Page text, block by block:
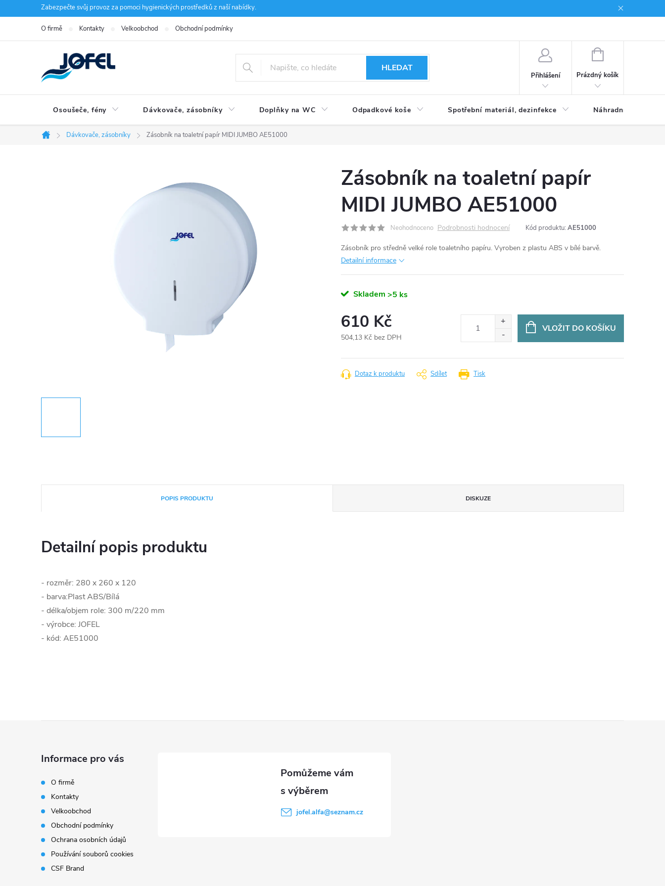
na
Zabezpečte svůj provoz za pomoci hygienických prostředků z naší nabídky.
O firmě Kontakty Velkoobchod Obchodní podmínky
HLEDAT
Přihlášení
NÁKUPNÍ
Prázdný košík
Osoušeče, fény Dávkovače, zásobníky Doplňky na WC Odpadkové koše Spotřební materiál, dezinfekce Náhradní díly
Domů
Dávkovače, zásobníky Zásobník na toaletní papír MIDI JUMBO AE51000
Zásobník na toaletní papír
MIDI JUMBO AE51000
Neohodnoceno Podrobnosti hodnocení Kód produktu: AE51000
Zásobník pro středně velké role toaletního papíru. Vyroben z plastu ABS v bílé barvě.
Detailní informace
Skladem >5 ks
610 Kč
504,13 Kč bez DPH
cena:
VLOŽIT DO KOŠÍKU
Tisk
Dotaz k produktu Sdílet
POPIS PRODUKTU DISKUZE
Detailní popis produktu
- rozměr: 280 x 260 x 120
- barva:Plast ABS/Bílá
- délka/objem role: 300 m/220 mm
- výrobce: JOFEL
- kód: AE51000
Informace pro vás
O firmě
Kontakty
Velkoobchod
Obchodní podmínky
Ochrana osobních údajů
Používání souborů cookies
CSF Brand
jofel.alfa@seznam.cz